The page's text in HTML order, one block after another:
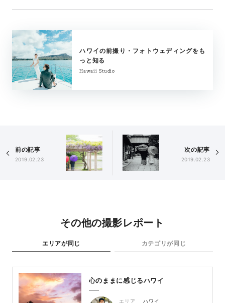
ハワイの前撮り・フォトウェディングをも
っと知る
Hawaii Studio
前の記事
2019.02.23
次の記事
2019.02.23
その他の撮影レポート
エリアが同じ カテゴリが同じ
心のままに感じるハワイ
エリア ハワイ